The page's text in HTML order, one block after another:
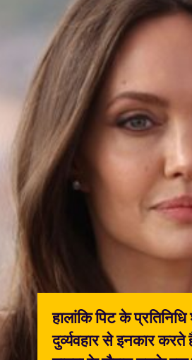
हालांकि पिट के प्रतिनिधि
दुर्व्यवहार से इनकार